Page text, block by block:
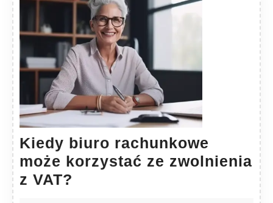
Kiedy biuro rachunkowe
może korzystać ze zwolnienia
z VAT?